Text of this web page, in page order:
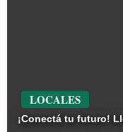
LOCALES
¡Conectá tu futuro!